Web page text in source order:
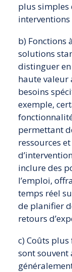
plus simples
b) Fonctions
solutions
distinguer
haute valeur
besoins
exemple,
permettant
ressources
inclure des
l’emploi,
temps réel
de planifier
retours
c) Coûts
sont souvent